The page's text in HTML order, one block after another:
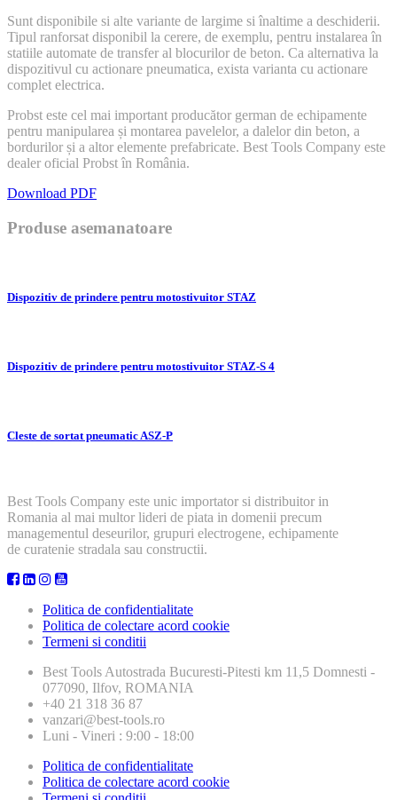
Sunt disponibile si alte variante de largime si înaltime a deschiderii.
Tipul ranforsat disponibil la cerere, de exemplu, pentru instalarea în
statiile automate de transfer al blocurilor de beton. Ca alternativa la
dispozitivul cu actionare pneumatica, exista varianta cu actionare
complet electrica.
Probst este cel mai important producător german de echipamente
pentru manipularea și montarea pavelelor, a dalelor din beton, a
bordurilor și a altor elemente prefabricate. Best Tools Company este
dealer oficial Probst în România.
Download PDF
Produse asemanatoare
Dispozitiv de prindere pentru motostivuitor STAZ
Dispozitiv de prindere pentru motostivuitor STAZ-S 4
Cleste de sortat pneumatic ASZ-P
Best Tools Company este unic importator si distribuitor in
Romania al mai multor lideri de piata in domenii precum
managementul deseurilor, grupuri electrogene, echipamente
de curatenie stradala sau constructii.
Politica de confidentialitate
Politica de colectare acord cookie
Termeni si conditii
Best Tools Autostrada Bucuresti-Pitesti km 11,5 Domnesti -
077090, Ilfov, ROMANIA
+40 21 318 36 87
vanzari@best-tools.ro
Luni - Vineri : 9:00 - 18:00
Politica de confidentialitate
Politica de colectare acord cookie